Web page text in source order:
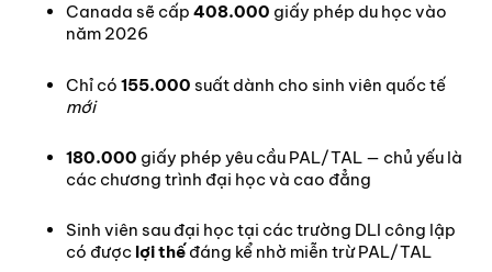
Canada sẽ cấp 408.000 giấy phép du học vào
năm 2026
Chỉ có 155.000 suất dành cho sinh viên quốc tế
mới
180.000 giấy phép yêu cầu PAL/TAL — chủ yếu là
các chương trình đại học và cao đẳng
Sinh viên sau đại học tại các trường DLI công lập
có được lợi thếđáng kể nhờ miễn trừ PAL/TAL